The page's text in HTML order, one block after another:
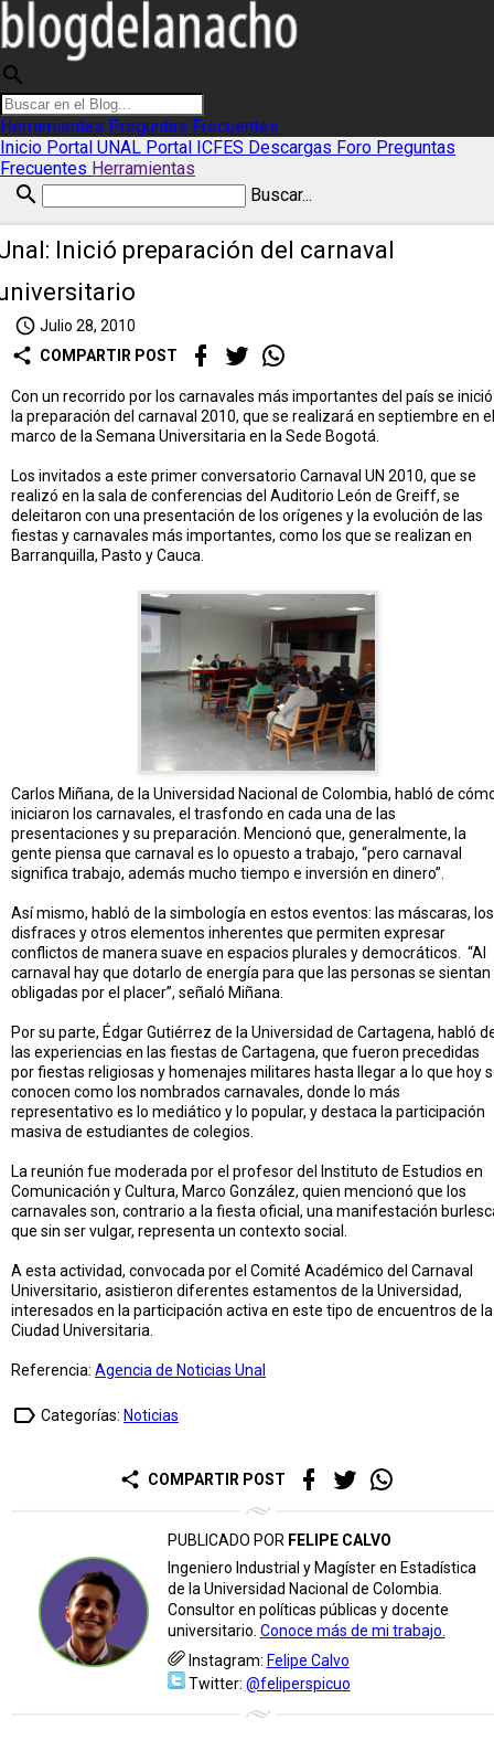
search
Herramientas Preguntas Frecuentes
Inicio Portal UNAL Portal ICFES Descargas Foro Preguntas
Frecuentes Herramientas
search Buscar...
Inició preparación del carnaval
access_time Julio 28, 2010
share COMPARTIR POST
Con un recorrido por los carnavales más importantes del país se inició
la preparación del carnaval 2010, que se realizará en septiembre en el
marco de la Semana Universitaria en la Sede Bogotá.
Los invitados a este primer conversatorio Carnaval UN 2010, que se
realizó en la sala de conferencias del Auditorio León de Greiff, se
deleitaron con una presentación de los orígenes y la evolución de las
fiestas y carnavales más importantes, como los que se realizan en
Barranquilla, Pasto y Cauca.
Carlos Miñana, de la Universidad Nacional de Colombia, habló de
iniciaron los carnavales, el trasfondo en cada una de las
presentaciones y su preparación. Mencionó que, generalmente, la
gente piensa que carnaval es lo opuesto a trabajo, “pero carnaval
significa trabajo, además mucho tiempo e inversión en dinero”.
Así mismo, habló de la simbología en estos eventos: las máscaras, los
disfraces y otros elementos inherentes que permiten expresar
conflictos de manera suave en espacios plurales y democráticos. “Al
carnaval hay que dotarlo de energía para que las personas se sientan
obligadas por el placer”, señaló Miñana.
Por su parte, Édgar Gutiérrez de la Universidad de Cartagena, habló
las experiencias en las fiestas de Cartagena, que fueron precedidas
por fiestas religiosas y homenajes militares hasta llegar a lo que hoy
conocen como los nombrados carnavales, donde lo más
representativo es lo mediático y lo popular, y destaca la participación
masiva de estudiantes de colegios.
La reunión fue moderada por el profesor del Instituto de Estudios en
Comunicación y Cultura, Marco González, quien mencionó que los
carnavales son, contrario a la fiesta oficial, una manifestación
que sin ser vulgar, representa un contexto social.
A esta actividad, convocada por el Comité Académico del Carnaval
Universitario, asistieron diferentes estamentos de la Universidad,
interesados en la participación activa en este tipo de encuentros de la
Ciudad Universitaria.
Referencia: Agencia de Noticias Unal
label_outline Categorías: Noticias
share COMPARTIR POST
PUBLICADO POR FELIPE CALVO
Ingeniero Industrial y Magíster en Estadística
de la Universidad Nacional de Colombia.
Consultor en políticas públicas y docente
universitario. Conoce más de mi trabajo.
Instagram: Felipe Calvo
Twitter: @feliperspicuo